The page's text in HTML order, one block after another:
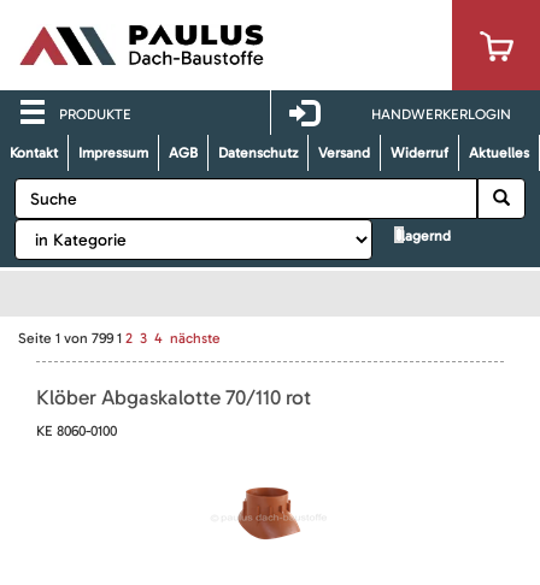
PRODUKTE HANDWERKERLOGIN
Kontakt Impressum AGB Datenschutz Versand Widerruf Aktuelles
lagernd
Seite 1 von 799 1 2 3 4 nächste
Klöber Abgaskalotte 70/110 rot
KE 8060-0100